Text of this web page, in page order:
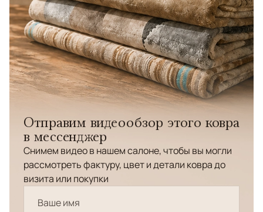
Отправим видеообзор этого ковра
в мессенджер
Снимем видео в нашем салоне, чтобы вы могли
рассмотреть фактуру, цвет и детали ковра до
визита или покупки